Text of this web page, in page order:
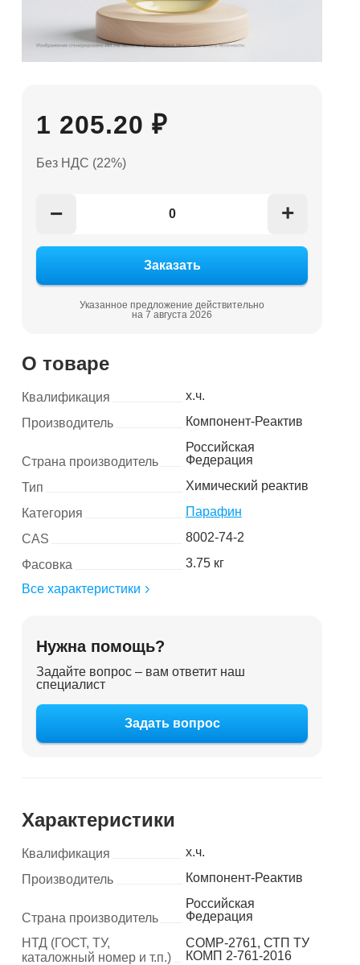
1 205.20 ₽
Без НДС (22%)
− +
Указанное предложение действительно
на 7 августа 2026
О товаре
Квалификация
х.ч.
Производитель
Компонент-Реактив
Страна производитель
Российская
Федерация
Тип
Химический реактив
Категория
Парафин
CAS
8002-74-2
Фасовка
3.75 кг
Все характеристики
Нужна помощь?
Задайте вопрос – вам ответит наш
специалист
Задать вопрос
Характеристики
Квалификация
х.ч.
Производитель
Компонент-Реактив
Страна производитель
Российская
Федерация
НТД (ГОСТ, ТУ,
каталожный номер и т.п.)
COMP-2761, СТП ТУ
КОМП 2-761-2016